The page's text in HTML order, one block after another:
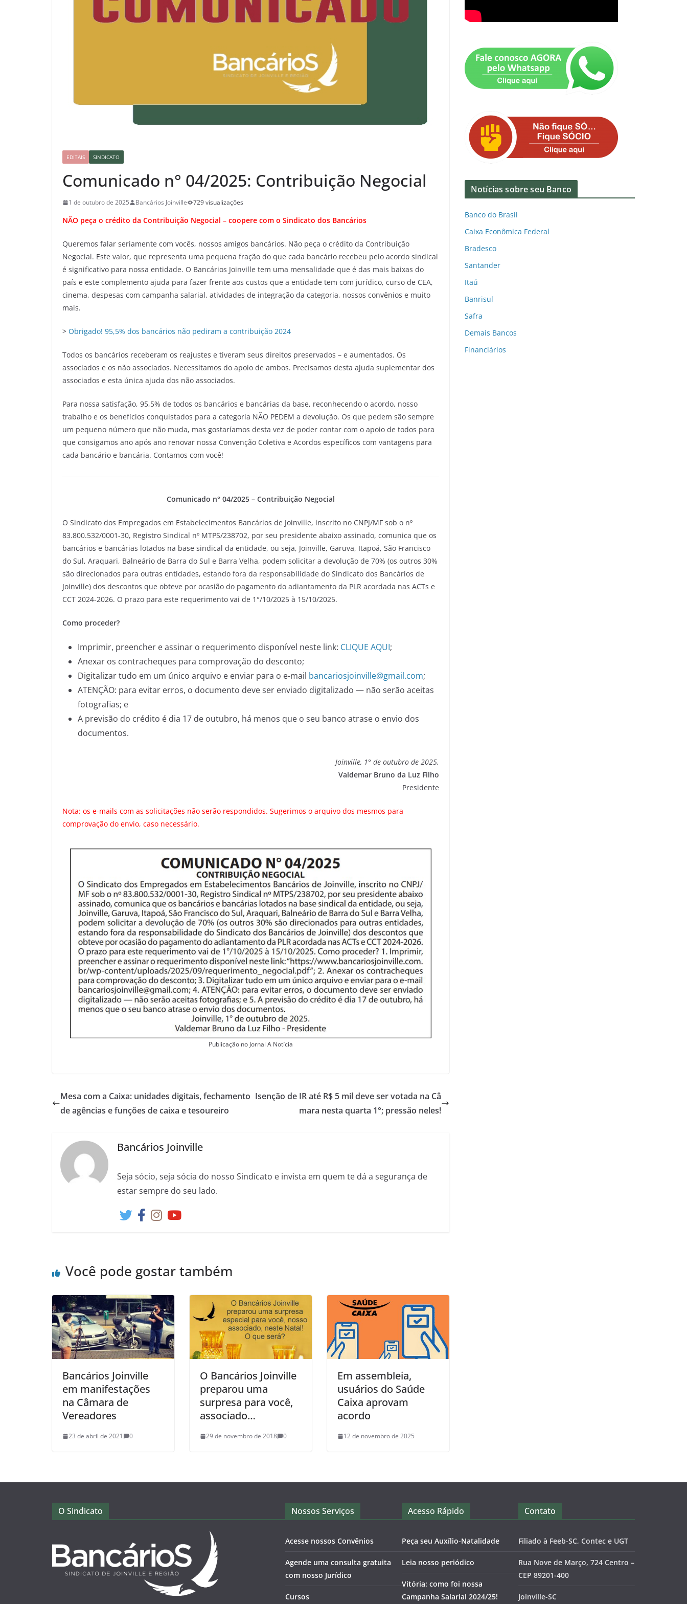
EDITAIS SINDICATO
Comunicado n° 04/2025: Contribuição Negocial
1 de outubro de 2025 Bancários Joinville 729 visualizações
NÃO peça o crédito da Contribuição Negocial – coopere com o Sindicato dos Bancários
Queremos falar seriamente com vocês, nossos amigos bancários. Não peça o crédito da Contribuição
Negocial. Este valor, que representa uma pequena fração do que cada bancário recebeu pelo acordo sindical
é significativo para nossa entidade. O Bancários Joinville tem uma mensalidade que é das mais baixas do
país e este complemento ajuda para fazer frente aos custos que a entidade tem com jurídico, curso de CEA,
cinema, despesas com campanha salarial, atividades de integração da categoria, nossos convênios e muito
mais.
> Obrigado! 95,5% dos bancários não pediram a contribuição 2024
Todos os bancários receberam os reajustes e tiveram seus direitos preservados – e aumentados. Os
associados e os não associados. Necessitamos do apoio de ambos. Precisamos desta ajuda suplementar dos
associados e esta única ajuda dos não associados.
Para nossa satisfação, 95,5% de todos os bancários e bancárias da base, reconhecendo o acordo, nosso
trabalho e os benefícios conquistados para a categoria NÃO PEDEM a devolução. Os que pedem são sempre
um pequeno número que não muda, mas gostaríamos desta vez de poder contar com o apoio de todos para
que consigamos ano após ano renovar nossa Convenção Coletiva e Acordos específicos com vantagens para
cada bancário e bancária. Contamos com você!
Comunicado n° 04/2025 – Contribuição Negocial
O Sindicato dos Empregados em Estabelecimentos Bancários de Joinville, inscrito no CNPJ/MF sob o nº
83.800.532/0001-30, Registro Sindical nº MTPS/238702, por seu presidente abaixo assinado, comunica que os
bancários e bancárias lotados na base sindical da entidade, ou seja, Joinville, Garuva, Itapoá, São Francisco
do Sul, Araquari, Balneário de Barra do Sul e Barra Velha, podem solicitar a devolução de 70% (os outros 30%
são direcionados para outras entidades, estando fora da responsabilidade do Sindicato dos Bancários de
Joinville) dos descontos que obteve por ocasião do pagamento do adiantamento da PLR acordada nas ACTs e
CCT 2024-2026. O prazo para este requerimento vai de 1°/10/2025 à 15/10/2025.
Como proceder?
Imprimir, preencher e assinar o requerimento disponível neste link: CLIQUE AQUI;
Anexar os contracheques para comprovação do desconto;
Digitalizar tudo em um único arquivo e enviar para o e-mail bancariosjoinville@gmail.com;
ATENÇÃO: para evitar erros, o documento deve ser enviado digitalizado — não serão aceitas
fotografias; e
A previsão do crédito é dia 17 de outubro, há menos que o seu banco atrase o envio dos
documentos.
Joinville, 1° de outubro de 2025.
Valdemar Bruno da Luz Filho
Presidente
Nota: os e-mails com as solicitações não serão respondidos. Sugerimos o arquivo dos mesmos para
comprovação do envio, caso necessário.
Publicação no Jornal A Notícia
Mesa com a Caixa: unidades digitais, fechamento
de agências e funções de caixa e tesoureiro
Isenção de IR até R$ 5 mil deve ser votada na Câ
mara nesta quarta 1°; pressão neles!
Bancários Joinville
Seja sócio, seja sócia do nosso Sindicato e invista em quem te dá a segurança de
estar sempre do seu lado.
Você pode gostar também
Bancários Joinville
em manifestações
na Câmara de
Vereadores
23 de abril de 2021 0
O Bancários Joinville
preparou uma
surpresa para você,
associado…
29 de novembro de 2018 0
Em assembleia,
usuários do Saúde
Caixa aprovam
acordo
12 de novembro de 2025
Notícias sobre seu Banco
Banco do Brasil
Caixa Econômica Federal
Bradesco
Santander
Itaú
Banrisul
Safra
Demais Bancos
Financiários
O Sindicato Nossos Serviços
Acesse nossos Convênios
Agende uma consulta gratuita
com nosso Jurídico
Cursos
Acesso Rápido
Peça seu Auxílio-Natalidade
Leia nosso periódico
Vitória: como foi nossa
Campanha Salarial 2024/25!
Contato
Filiado à Feeb-SC, Contec e UGT
Rua Nove de Março, 724 Centro –
CEP 89201-400
Joinville-SC